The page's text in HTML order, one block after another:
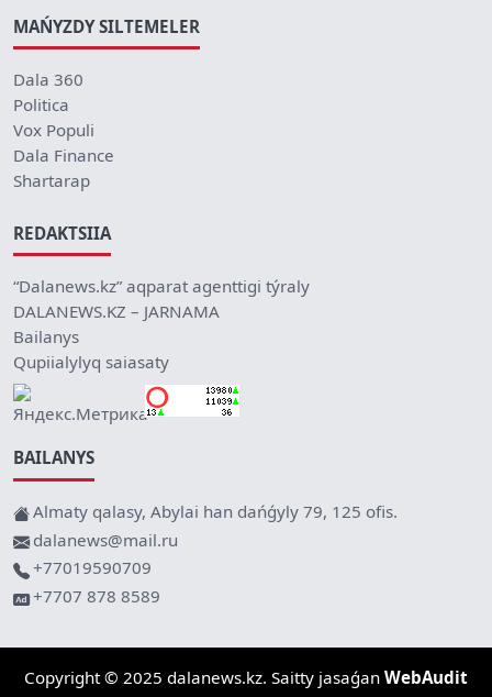
MAŃYZDY SILTEMELER
Dala 360
Politica
Vox Populi
Dala Finance
Shartarap
REDAKTSIIA
“Dalanews.kz” aqparat agenttigi týraly
DALANEWS.KZ – JARNAMA
Bailanys
Qupiialylyq saiasaty
BAILANYS
Almaty qalasy, Abylai han dańǵyly 79, 125 ofis.
dalanews@mail.ru
+77019590709
+7707 878 8589
Copyright © 2025 dalanews.kz. Saitty jasaǵan WebAudit